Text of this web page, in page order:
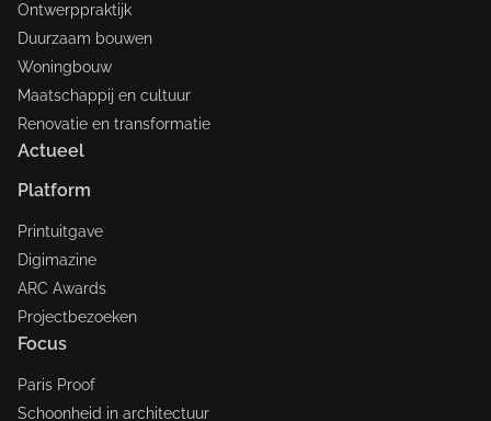
Ontwerppraktijk
Duurzaam bouwen
Woningbouw
Maatschappij en cultuur
Renovatie en transformatie
Actueel
Platform
Printuitgave
Digimazine
ARC Awards
Projectbezoeken
Focus
Paris Proof
Schoonheid in architectuur